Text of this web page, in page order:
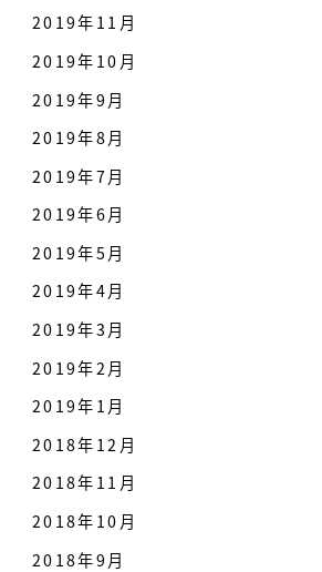
2019年11月
2019年10月
2019年9月
2019年8月
2019年7月
2019年6月
2019年5月
2019年4月
2019年3月
2019年2月
2019年1月
2018年12月
2018年11月
2018年10月
2018年9月